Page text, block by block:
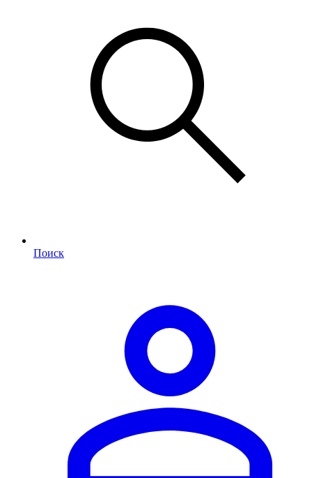
Поиск